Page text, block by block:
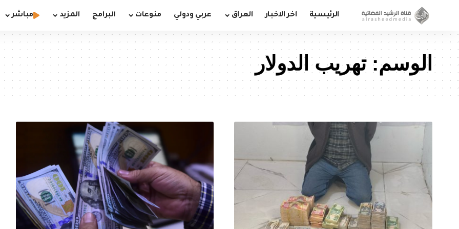
الرئيسية اخر الاخبار العراق عربي ودولي منوعات البرامج المزيد مباشر
الوسم:تهريب الدولار